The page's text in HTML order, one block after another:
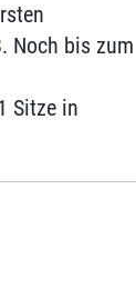
Noch bis zum
Sitze in